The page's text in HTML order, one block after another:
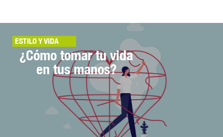
ESTILO Y VIDA
¿Cómo tomar tu vida
en tus manos?